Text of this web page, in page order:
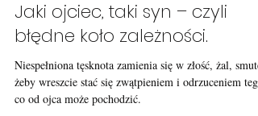
Kondycja męskości w rodzinie:
Jaki ojciec, taki syn – czyli
błędne koło zależności.
Niespełniona tęsknota zamienia się w złość, żal,
żeby wreszcie stać się zwątpieniem i odrzuceniem